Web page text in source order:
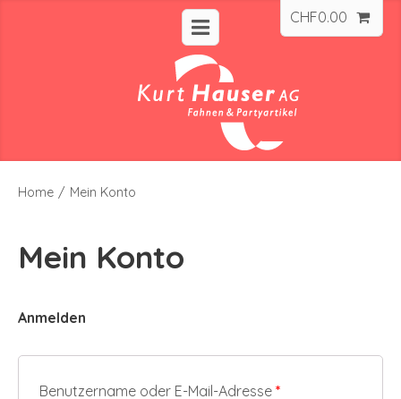
CHF0.00
Home / Mein Konto
Mein Konto
Anmelden
Benutzername oder E-Mail-Adresse *